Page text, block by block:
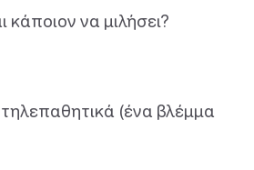
να μιλήσει?
τηλεπαθητικά (ένα βλέμμα